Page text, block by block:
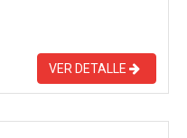
VER DETALLE